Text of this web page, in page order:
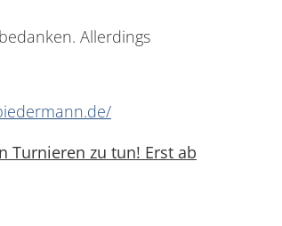
Allerdings
Turnieren zu tun! Erst ab